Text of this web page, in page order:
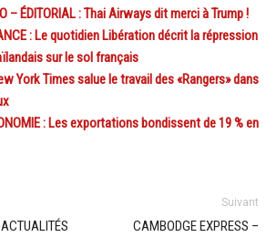
– ÉDITORIAL : Thai Airways dit merci à Trump !
: Le quotidien Libération décrit la répression
sur le sol français
York Times salue le travail des «Rangers» dans
: Les exportations bondissent de 19 % en
Suivant
CAMBODGE EXPRESS –